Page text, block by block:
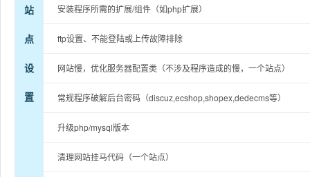
站
点
设
置
安装程序所需的扩展/组件（如php扩展）
ftp设置、不能登陆或上传故障排除
网站慢，优化服务器配置类（不涉及程序造成的慢，一个站点）
常规程序破解后台密码（discuz,ecshop,shopex,dedecms等）
升级php/mysql版本
清理网站挂马代码（一个站点）